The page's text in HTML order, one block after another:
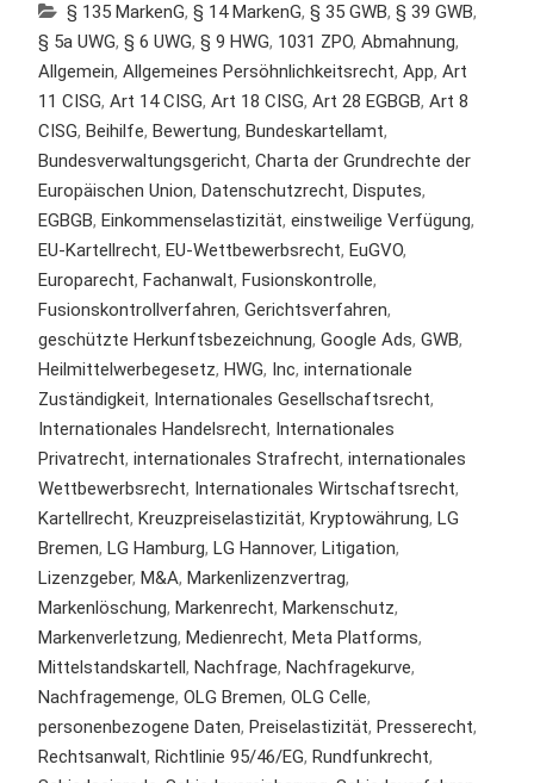
§ 135 MarkenG, § 14 MarkenG, § 35 GWB, § 39 GWB,
§ 5a UWG, § 6 UWG, § 9 HWG, 1031 ZPO, Abmahnung,
Allgemein, Allgemeines Persöhnlichkeitsrecht, App, Art
11 CISG, Art 14 CISG, Art 18 CISG, Art 28 EGBGB, Art 8
CISG, Beihilfe, Bewertung, Bundeskartellamt,
Bundesverwaltungsgericht, Charta der Grundrechte der
Europäischen Union, Datenschutzrecht, Disputes,
EGBGB, Einkommenselastizität, einstweilige Verfügung,
EU-Kartellrecht, EU-Wettbewerbsrecht, EuGVO,
Europarecht, Fachanwalt, Fusionskontrolle,
Fusionskontrollverfahren, Gerichtsverfahren,
geschützte Herkunftsbezeichnung, Google Ads, GWB,
Heilmittelwerbegesetz, HWG, Inc, internationale
Zuständigkeit, Internationales Gesellschaftsrecht,
Internationales Handelsrecht, Internationales
Privatrecht, internationales Strafrecht, internationales
Wettbewerbsrecht, Internationales Wirtschaftsrecht,
Kartellrecht, Kreuzpreiselastizität, Kryptowährung, LG
Bremen, LG Hamburg, LG Hannover, Litigation,
Lizenzgeber, M&A, Markenlizenzvertrag,
Markenlöschung, Markenrecht, Markenschutz,
Markenverletzung, Medienrecht, Meta Platforms,
Mittelstandskartell, Nachfrage, Nachfragekurve,
Nachfragemenge, OLG Bremen, OLG Celle,
personenbezogene Daten, Preiselastizität, Presserecht,
Rechtsanwalt, Richtlinie 95/46/EG, Rundfunkrecht,